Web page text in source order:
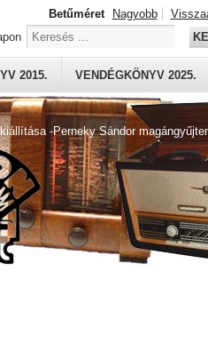
-Perneky Sándor
2015. VENDÉGKÖNYV 2025.
Betűméret Nagyobb